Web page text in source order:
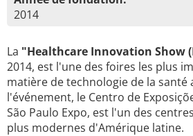
2014
La "Healthcare Innovation Show
2014, est l'une des foires les plus
matière de technologie de la santé
l'événement, le Centro de
São Paulo Expo, est l'un des
plus modernes d'Amérique latine.